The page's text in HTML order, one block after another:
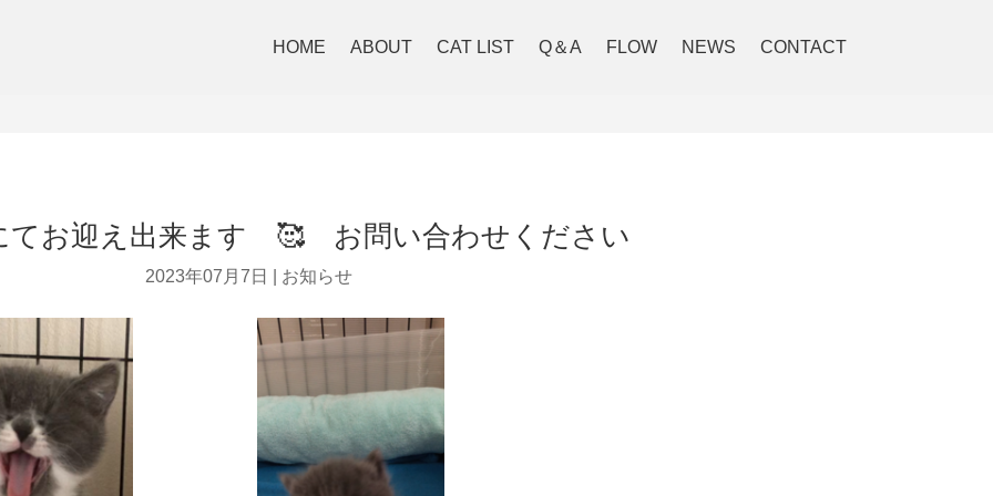
HOME ABOUT CAT LIST Q＆A FLOW NEWS CONTACT
てお迎え出来ます 🥰 お問い合わせください
2023年07月7日 お知らせ